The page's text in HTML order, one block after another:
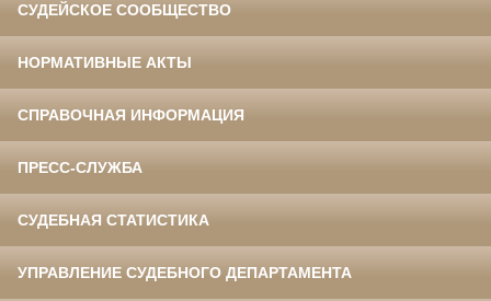
СУДЕЙСКОЕ СООБЩЕСТВО
НОРМАТИВНЫЕ АКТЫ
СПРАВОЧНАЯ ИНФОРМАЦИЯ
ПРЕСС-СЛУЖБА
СУДЕБНАЯ СТАТИСТИКА
УПРАВЛЕНИЕ СУДЕБНОГО ДЕПАРТАМЕНТА